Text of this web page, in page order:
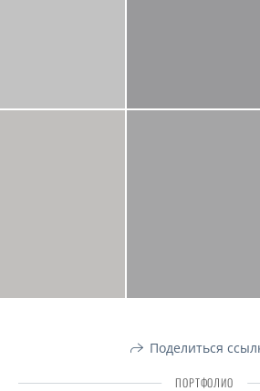
Поделиться
ПОРТФОЛИО